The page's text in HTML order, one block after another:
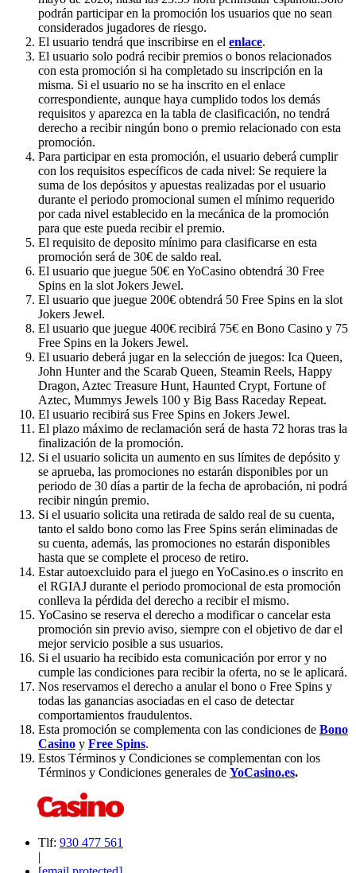
podrán participar en la promoción los usuarios que no sean
considerados jugadores de riesgo.
El usuario tendrá que inscribirse en el enlace.
El usuario solo podrá recibir premios o bonos relacionados
con esta promoción si ha completado su inscripción en la
misma. Si el usuario no se ha inscrito en el enlace
correspondiente, aunque haya cumplido todos los demás
requisitos y aparezca en la tabla de clasificación, no tendrá
derecho a recibir ningún bono o premio relacionado con esta
promoción.
Para participar en esta promoción, el usuario deberá cumplir
con los requisitos específicos de cada nivel: Se requiere la
suma de los depósitos y apuestas realizadas por el usuario
durante el periodo promocional sumen el mínimo requerido
por cada nivel establecido en la mecánica de la promoción
para que este pueda recibir el premio.
El requisito de deposito mínimo para clasificarse en esta
promoción será de 30€ de saldo real.
El usuario que juegue 50€ en YoCasino obtendrá 30 Free
Spins en la slot Jokers Jewel.
El usuario que juegue 200€ obtendrá 50 Free Spins en la slot
Jokers Jewel.
El usuario que juegue 400€ recibirá 75€ en Bono Casino y 75
Free Spins en la Jokers Jewel.
El usuario deberá jugar en la selección de juegos: Ica Queen,
John Hunter and the Scarab Queen, Steamin Reels, Happy
Dragon, Aztec Treasure Hunt, Haunted Crypt, Fortune of
Aztec, Mummys Jewels 100 y Big Bass Raceday Repeat.
El usuario recibirá sus Free Spins en Jokers Jewel.
El plazo máximo de reclamación será de hasta 72 horas tras la
finalización de la promoción.
Si el usuario solicita un aumento en sus límites de depósito y
se aprueba, las promociones no estarán disponibles por un
periodo de 30 días a partir de la fecha de aprobación, ni podrá
recibir ningún premio.
Si el usuario solicita una retirada de saldo real de su cuenta,
tanto el saldo bono como las Free Spins serán eliminadas de
su cuenta, además, las promociones no estarán disponibles
hasta que se complete el proceso de retiro.
Estar autoexcluido para el juego en YoCasino.es o inscrito en
el RGIAJ durante el periodo promocional de esta promoción
conlleva la pérdida del derecho a recibir el mismo.
YoCasino se reserva el derecho a modificar o cancelar esta
promoción sin previo aviso, siempre con el objetivo de dar el
mejor servicio posible a sus usuarios.
Si el usuario ha recibido esta comunicación por error y no
cumple las condiciones para recibir la oferta, no se le aplicará.
Nos reservamos el derecho a anular el bono o Free Spins y
todas las ganancias asociadas en el caso de detectar
comportamientos fraudulentos.
Esta promoción se complementa con las condiciones de Bono
Casino y Free Spins.
Estos Términos y Condiciones se complementan con los
Términos y Condiciones generales de YoCasino.es.
Tlf: 930 477 561
|